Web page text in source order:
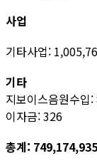
사업
기타사업:
기타
지보이스음원수입
이자금: 326
총계: 749,174,935